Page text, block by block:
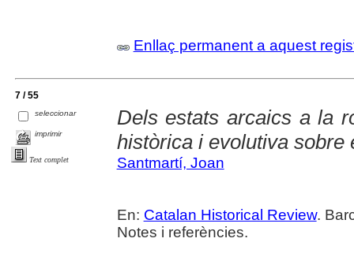
Enllaç permanent a aquest
7 / 55
seleccionar
imprimir
Text complet
Dels estats arcaics a la
històrica i evolutiva sobre
Santmartí, Joan
En: Catalan Historical Review.
Notes i referències.